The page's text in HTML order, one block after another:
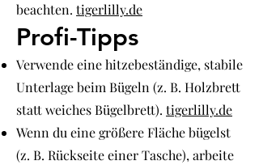
beachten. tigerlilly.de
Profi-Tipps
Verwende eine hitzebeständige, stabile
Unterlage beim Bügeln (z. B. Holzbrett
statt weiches Bügelbrett). tigerlilly.de
Wenn du eine größere Fläche bügelst
(z. B. Rückseite einer Tasche), arbeite